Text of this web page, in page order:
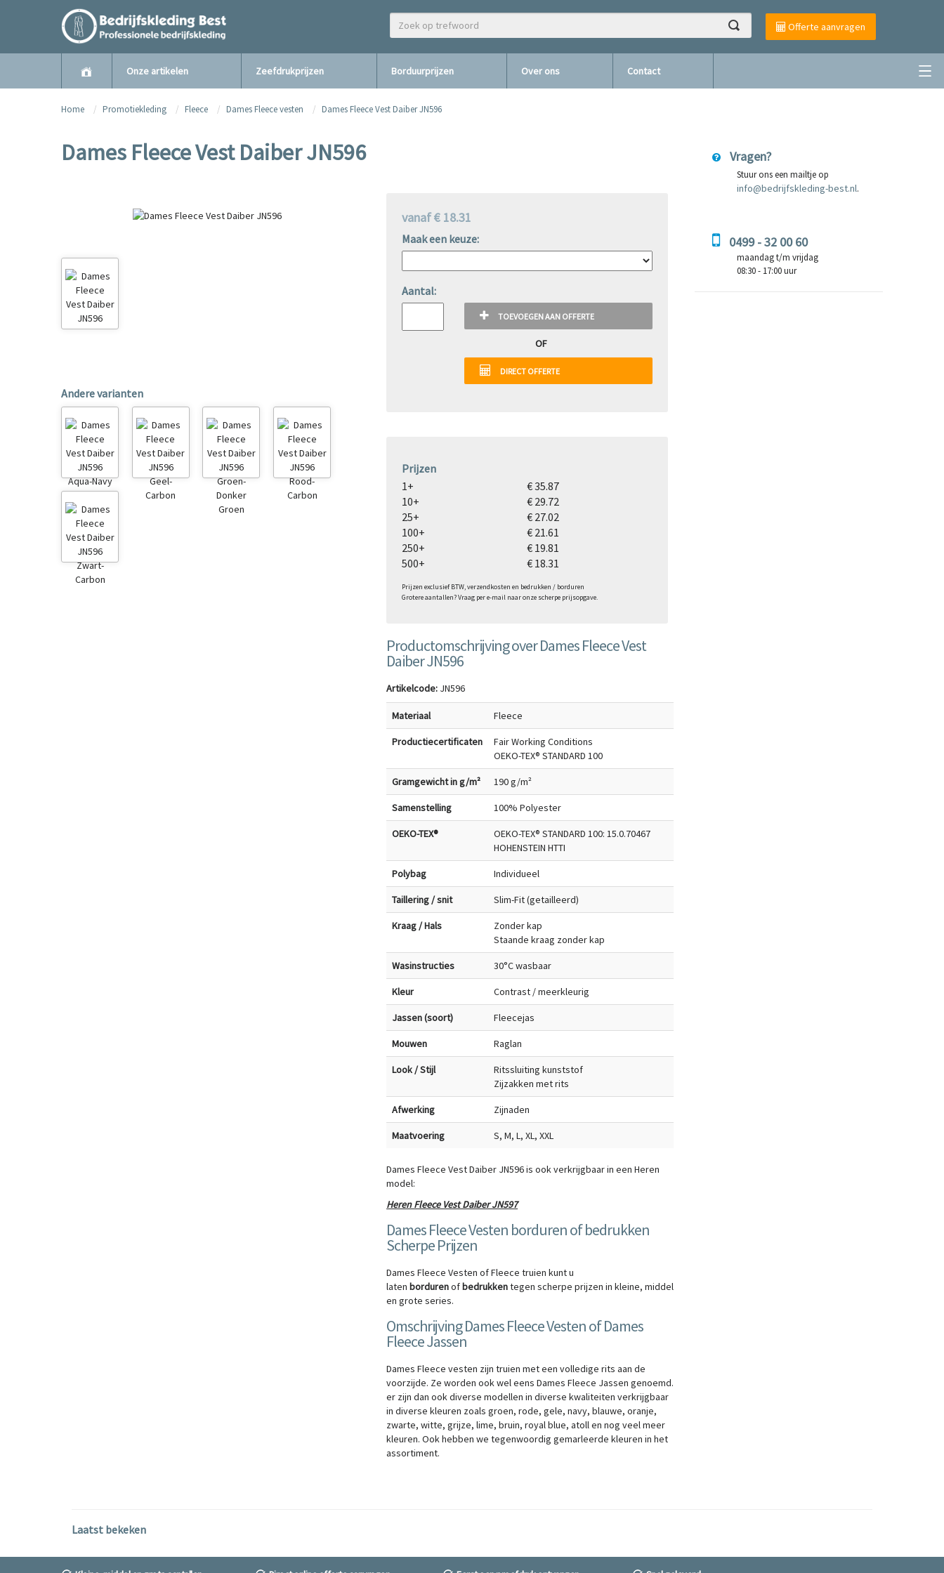
Offerte aanvragen
Onze artikelen Zeefdrukprijzen Borduurprijzen Over ons Contact
Home Promotiekleding Fleece Dames Fleece vesten Dames Fleece Vest Daiber JN596
Dames Fleece Vest Daiber JN596
Andere varianten
vanaf € 18.31
Maak een keuze:
Aantal:
TOEVOEGEN AAN OFFERTE
OF
DIRECT OFFERTE
Prijzen
1+
€ 35.87
10+
€ 29.72
25+
€ 27.02
100+
€ 21.61
250+
€ 19.81
500+
€ 18.31
Prijzen exclusief BTW, verzendkosten en bedrukken / borduren
Grotere aantallen? Vraag per e-mail naar onze scherpe prijsopgave.
Productomschrijving over Dames Fleece Vest
Daiber JN596
Artikelcode: JN596
Materiaal Fleece
Productiecertificaten
Fair Working Conditions
OEKO-TEX® STANDARD 100
Gramgewicht in g/m² 190 g/m²
Samenstelling 100% Polyester
OEKO-TEX®
OEKO-TEX® STANDARD 100: 15.0.70467
HOHENSTEIN HTTI
Polybag Individueel
Taillering / snit Slim-Fit (getailleerd)
Kraag / Hals
Zonder kap
Staande kraag zonder kap
Wasinstructies 30°C wasbaar
Kleur Contrast / meerkleurig
Jassen (soort) Fleecejas
Mouwen Raglan
Look / Stijl
Ritssluiting kunststof
Zijzakken met rits
Afwerking Zijnaden
Maatvoering S, M, L, XL, XXL
Dames Fleece Vest Daiber JN596 is ook verkrijgbaar in een Heren
model:
Heren Fleece Vest Daiber JN597
Dames Fleece Vesten borduren of bedrukken
Scherpe Prijzen
Dames Fleece Vesten of Fleece truien kunt u
latenbordurenofbedrukkentegen scherpe prijzen in kleine, middel
en grote series.
Omschrijving Dames Fleece Vesten of Dames
Fleece Jassen
Dames Fleece vesten zijn truien met een volledige rits aan de
voorzijde. Ze worden ook wel eens Dames Fleece Jassen genoemd.
er zijn dan ook diverse modellen in diverse kwaliteiten verkrijgbaar
in diverse kleuren zoals groen, rode, gele, navy, blauwe, oranje,
zwarte, witte, grijze, lime, bruin, royal blue, atoll en nog veel meer
kleuren. Ook hebben we tegenwoordig gemarleerde kleuren in het
assortiment.
Vragen?
Stuur ons een mailtje op
info@bedrijfskleding-best.nl.
0499 - 32 00 60
maandag t/m vrijdag
08:30 - 17:00 uur
Laatst bekeken